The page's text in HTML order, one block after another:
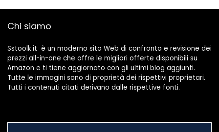
Interni/Esterni
Visione Notturna
Chi siamo
Sstoolk.it è un moderno sito Web di confronto e revisione dei
prezzi all-in-one che offre le migliori offerte disponibili su
Amazon e ti tiene aggiornato con gli ultimi blog aggiunti.
Tutte le immagini sono di proprietà dei rispettivi proprietari.
Tutti i contenuti citati derivano dalle rispettive fonti.